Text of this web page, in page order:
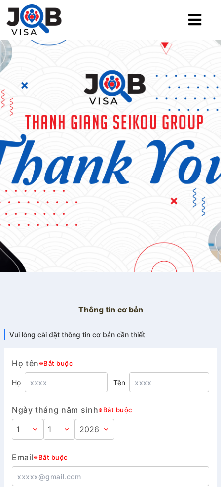
Thông tin cơ bản
Vui lòng cài đặt thông tin cơ bản cần thiết
Họ tên※Bắt buộc
Họ Tên
Ngày tháng năm sinh※Bắt buộc
Email※Bắt buộc